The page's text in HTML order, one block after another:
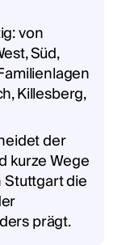
von
Süd,
Killesberg,
der
kurze Wege
Stuttgart die
prägt.